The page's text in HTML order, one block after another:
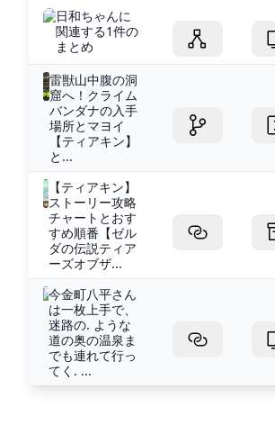
日和ちゃんに
関連する1件の
まとめ
雷獣山中腹の洞
窟へ！クライム
バンダナの入手
場所とマヨイ
【ティアキン】
と...
【ティアキン】
ストーリー攻略
チャートとおす
すめ順番【ゼル
ダの伝説ティア
ーズオブザ...
今金町八平さん
は一枚上手で、
迷路の. ような
道の奥の温泉ま
でも連れて行っ
てく. ...